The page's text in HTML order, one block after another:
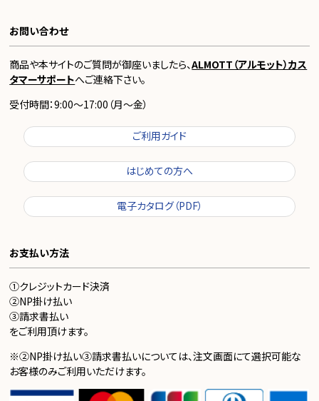
お問い合わせ
商品や本サイトのご質問が御座いましたら、ALMOTT（アルモット）カス
タマーサポートへご連絡下さい。
受付時間：9:00～17:00（月～金）
ご利用ガイド
はじめての方へ
電子カタログ（PDF）
お支払い方法
①クレジットカード決済
②NP掛け払い
③請求書払い
をご利用頂けます。
※②NP掛け払い③請求書払いについては、注文画面にて選択可能な
お客様のみご利用いただけます。